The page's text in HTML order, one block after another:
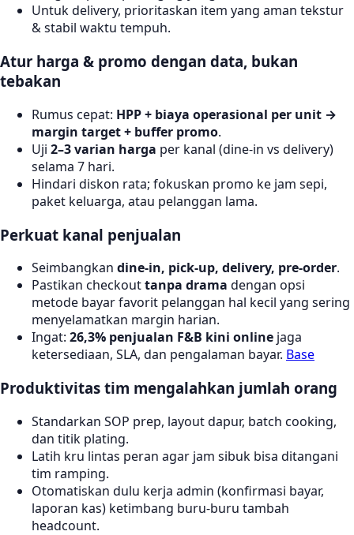
Untuk delivery, prioritaskan item yang aman tekstur
& stabil waktu tempuh.
Atur harga & promo dengan data, bukan
tebakan
Rumus cepat: HPP + biaya operasional per unit →
margin target + buffer promo.
Uji 2–3 varian harga per kanal (dine-in vs delivery)
selama 7 hari.
Hindari diskon rata; fokuskan promo ke jam sepi,
paket keluarga, atau pelanggan lama.
Perkuat kanal penjualan
Seimbangkan dine-in, pick-up, delivery, pre-order.
Pastikan checkouttanpa drama dengan opsi
metode bayar favorit pelanggan hal kecil yang sering
menyelamatkan margin harian.
Ingat: 26,3% penjualan F&B kini online jaga
ketersediaan, SLA, dan pengalaman bayar. Base
Produktivitas tim mengalahkan jumlah orang
Standarkan SOP prep, layout dapur, batch cooking,
dan titik plating.
Latih kru lintas peran agar jam sibuk bisa ditangani
tim ramping.
Otomatiskan dulu kerja admin (konfirmasi bayar,
laporan kas) ketimbang buru-buru tambah
headcount.